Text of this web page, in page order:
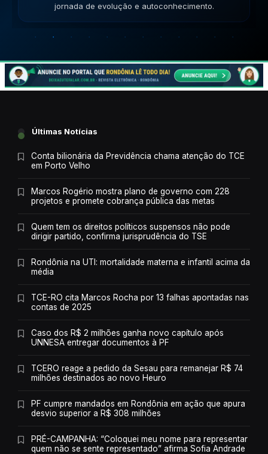
jornada de evolução e autoconhecimento.
Últimas Notícias
Conta bilionária da Previdência chama atenção do TCE
em Porto Velho
Marcos Rogério mostra plano de governo com 228
projetos e promete cobrança pública das metas
Quem tem os direitos políticos suspensos não pode
dirigir partido, confirma jurisprudência do TSE
Rondônia na UTI: mortalidade materna e infantil acima da
média
TCE-RO cita Marcos Rocha por 13 falhas apontadas nas
contas de 2025
Caso dos R$ 2 milhões ganha novo capítulo após
UNNESA entregar documentos à PF
TCERO reage a pedido da Sesau para remanejar R$ 74
milhões destinados ao novo Heuro
PF cumpre mandados em Rondônia em ação que apura
desvio superior a R$ 308 milhões
PRÉ-CAMPANHA: “Coloquei meu nome para representar
quem não se sente representado” afirma Sofia Andrade